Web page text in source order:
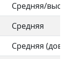
Средняя/
Средняя
Средняя